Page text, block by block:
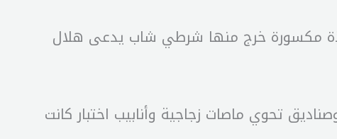
مكسورة خرج منها شرطي شاب يدعى هلال
تحوي ماصات زجاجية وأنابيب اختبار كانت